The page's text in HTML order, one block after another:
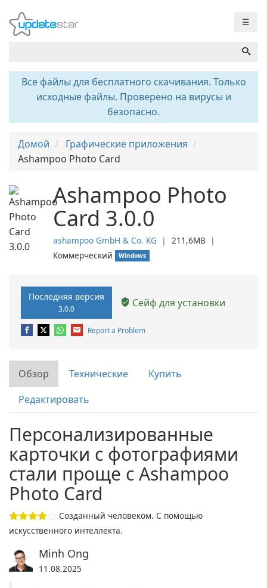
☰
Все файлы для бесплатного скачивания. Только
исходные файлы. Проверено на вирусы и
безопасно.
Домой
Графические приложения
Ashampoo Photo Card
Ashampoo Photo
Card 3.0.0
ashampoo GmbH & Co. KG ❘ 211,6MB
❘
Коммерческий
Windows
Последняя версия
3.0.0 Сейф для установки
Report a Problem
Обзор Технические
Купить
Редактировать
Персонализированные
карточки с фотографиями
стали проще с Ashampoo
Photo Card
Созданный человеком. С помощью
искусственного интеллекта.
Minh Ong
11.08.2025